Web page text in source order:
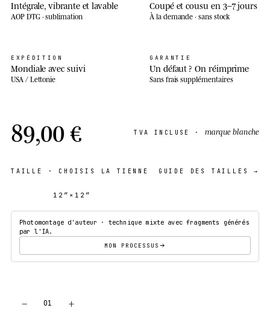
Intégrale, vibrante et lavable
AOP DTG · sublimation
Coupé et cousu en 3–7 jours
À la demande · sans stock
EXPÉDITION
Mondiale avec suivi
USA / Lettonie
GARANTIE
Un défaut ? On réimprime
Sans frais supplémentaires
89,00 € TVA INCLUSE · marque blanche
TAILLE · CHOISIS LA TIENNE GUIDE DES TAILLES →
12″×12″
Photomontage d'auteur · technique mixte avec fragments générés
par l'IA.
MON PROCESSUS
− 01 +